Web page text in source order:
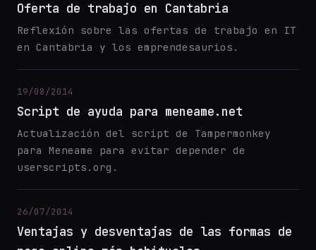
Oferta de trabajo en Cantabria
Reflexión sobre las ofertas de trabajo en IT
en Cantabria y los emprendesaurios.
19/08/2014
Script de ayuda para meneame.net
Actualización del script de Tampermonkey
para Meneame para evitar depender de
userscripts.org.
26/07/2014
Ventajas y desventajas de las formas de